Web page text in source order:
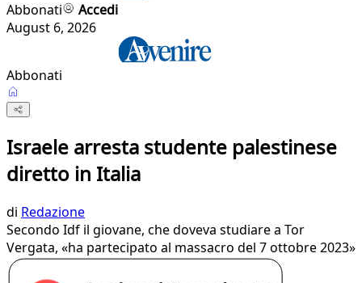
Abbonati
Accedi
August 6, 2026
Abbonati
Israele arresta studente palestinese
diretto in Italia
di Redazione
Secondo Idf il giovane, che doveva studiare a Tor
Vergata, «ha partecipato al massacro del 7 ottobre 2023»